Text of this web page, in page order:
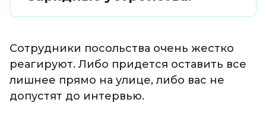
Сотрудники посольства очень жестко
реагируют. Либо придется оставить все
лишнее прямо на улице, либо вас не
допустят до интервью.